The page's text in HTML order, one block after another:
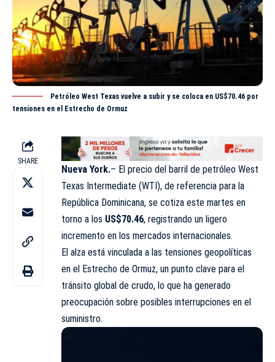
Petróleo West Texas vuelve a subir y se coloca en US$70.46 por
tensiones en el Estrecho de Ormuz
SHARE
Nueva York.– El precio del barril de petróleo West
Texas Intermediate (WTI), de referencia para la
República Dominicana, se cotiza este martes en
torno a los US$70.46, registrando un ligero
incremento en los mercados internacionales.
El alza está vinculada a las tensiones geopolíticas
en el Estrecho de Ormuz, un punto clave para el
tránsito global de crudo, lo que ha generado
preocupación sobre posibles interrupciones en el
suministro.